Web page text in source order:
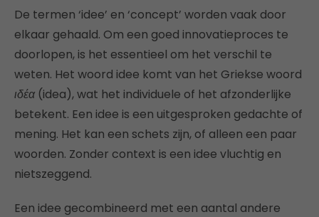
De termen ‘idee’ en ‘concept’ worden vaak door
elkaar gehaald. Om een goed innovatieproces te
doorlopen, is het essentieel om het verschil te
weten. Het woord idee komt van het Griekse woord
ιδέα (idea), wat het individuele of het afzonderlijke
betekent. Een idee is een uitgesproken gedachte of
mening. Het kan een schets zijn, of alleen een paar
woorden. Zonder context is een idee vluchtig en
nietszeggend.
Een idee gecombineerd met een aantal andere